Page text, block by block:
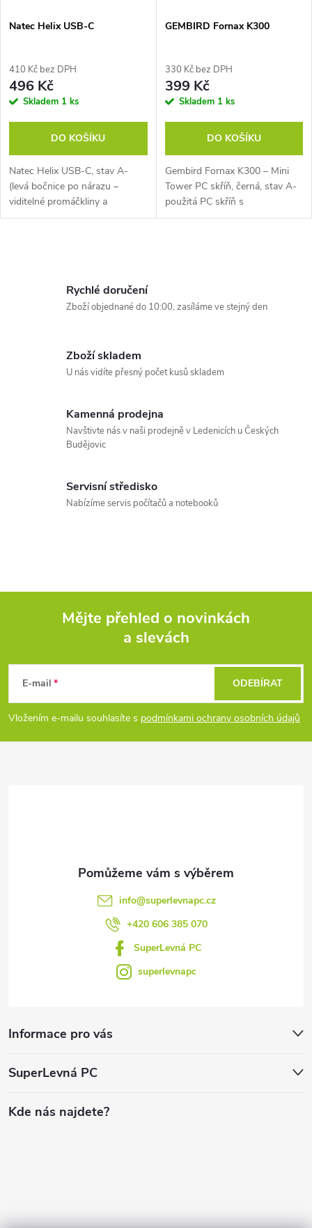
p
r
o
u
k
s
r
o
d
u
k
Natec Helix USB-C
410 Kč bez DPH
496 Kč
Skladem 1 ks
DO KOŠÍKU
Natec Helix USB-C, stav A-
(levá bočnice po nárazu –
viditelné promáčkliny a
deformace), Počítačová skříň –
GEMBIRD Fornax K300
330 Kč bez DPH
399 Kč
Skladem 1 ks
DO KOŠÍKU
Gembird Fornax K300 – Mini
Tower PC skříň, černá, stav A-
použitá PC skříň s
kosmetickými vadami po
y
i
Rychlé doručení
Zboží objednané do 10:00, zasíláme ve stejný den
Zboží skladem
U nás vidíte přesný počet kusů skladem
Kamenná prodejna
Navštivte nás v naši prodejně v Ledenicích u Českých
Budějovic
Servisní středisko
Nabízíme servis počítačů a notebooků
p
Mějte přehled o novinkách
a slevách
E-mail
Vložením e-mailu souhlasíte s podmínkami ochrany osobních údajů
ODEBÍRAT
info@superlevnapc.cz
+420 606 385 070
SuperLevná PC
superlevnapc
Informace pro vás
SuperLevná PC
Kde nás najdete?